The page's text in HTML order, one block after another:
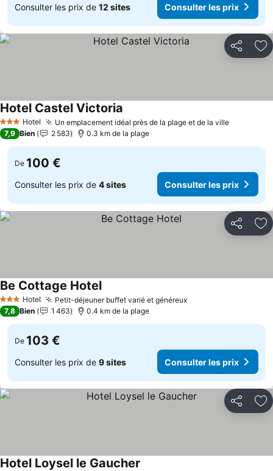
Consulter les prix de 12 sites Consulter les prix
Partager
3 ÉtoilesHotel Un emplacement idéal près de la plage et de la ville
Hotel Castel Victoria
7,9 Bien 2 583 0.3 km de la plage
De 100 €
Consulter les prix de 4 sites Consulter les prix
Partager
3 ÉtoilesHotel Petit-déjeuner buffet varié et généreux
Be Cottage Hotel
7,8 Bien 1 463 0.4 km de la plage
De 103 €
Consulter les prix de 9 sites Consulter les prix
Partager
Hotel Loysel le Gaucher